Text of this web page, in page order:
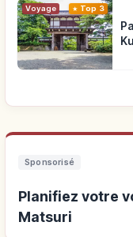
Voyage Top 3
Sponsorisé
Planifiez votre
Matsuri